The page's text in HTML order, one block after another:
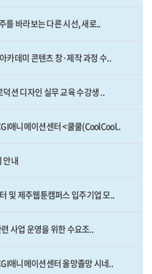
를 바라보는 다른 시선, 새로..
카데미 콘텐츠 창·제작 과정 수..
션 디자인 실무 교육 수강생 ..
애니메이션센터 <쿨쿨(CoolCool..
안내
및 제주웹툰캠퍼스 입주기업 모..
사업 운영을 위한 수요조..
애니메이션센터 올망졸망 시네..